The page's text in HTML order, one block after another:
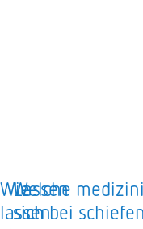
Wie
lassen
Lassen
sich
Welche
sich bei